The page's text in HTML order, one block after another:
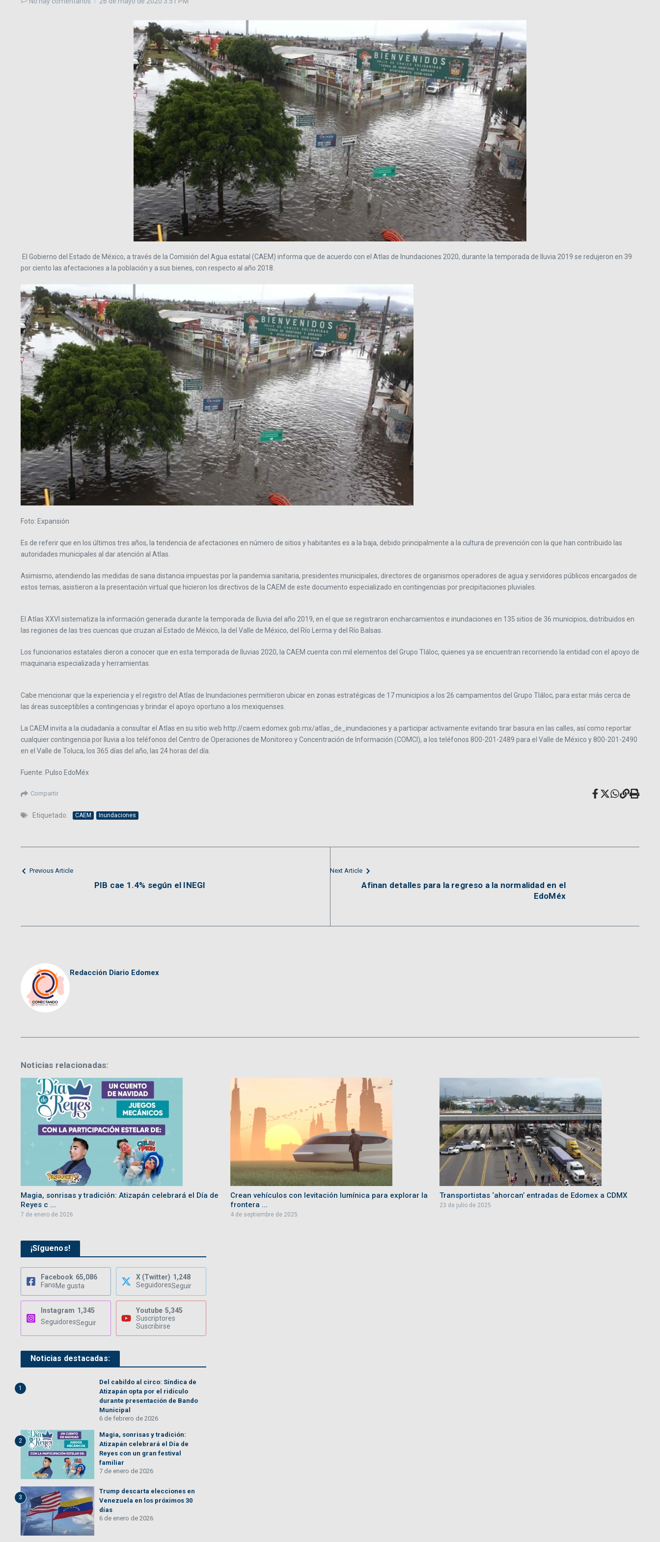
El Gobierno del Estado de México, a través de la Comisión del Agua estatal (CAEM) informa que de acuerdo con el Atlas de Inundaciones 2020, durante la temporada de lluvia 2019 se redujeron en 39
por ciento las afectaciones a la población y a sus bienes, con respecto al año 2018.
Foto: Expansión
Es de referir que en los últimos tres años, la tendencia de afectaciones en número de sitios y habitantes es a la baja, debido principalmente a la cultura de prevención con la que han contribuido las
autoridades municipales al dar atención al Atlas.
Asimismo, atendiendo las medidas de sana distancia impuestas por la pandemia sanitaria, presidentes municipales, directores de organismos operadores de agua y servidores públicos encargados de
estos temas, asistieron a la presentación virtual que hicieron los directivos de la CAEM de este documento especializado en contingencias por precipitaciones pluviales.
El Atlas XXVI sistematiza la información generada durante la temporada de lluvia del año 2019, en el que se registraron encharcamientos e inundaciones en 135 sitios de 36 municipios, distribuidos en
las regiones de las tres cuencas que cruzan al Estado de México, la del Valle de México, del Río Lerma y del Río Balsas.
Los funcionarios estatales dieron a conocer que en esta temporada de lluvias 2020, la CAEM cuenta con mil elementos del Grupo Tláloc, quienes ya se encuentran recorriendo la entidad con el apoyo de
maquinaria especializada y herramientas.
Cabe mencionar que la experiencia y el registro del Atlas de Inundaciones permitieron ubicar en zonas estratégicas de 17 municipios a los 26 campamentos del Grupo Tláloc, para estar más cerca de
las áreas susceptibles a contingencias y brindar el apoyo oportuno a los mexiquenses.
La CAEM invita a la ciudadanía a consultar el Atlas en su sitio web http://caem.edomex.gob.mx/atlas_de_inundaciones y a participar activamente evitando tirar basura en las calles, así como reportar
cualquier contingencia por lluvia a los teléfonos del Centro de Operaciones de Monitoreo y Concentración de Información (COMCI), a los teléfonos 800-201-2489 para el Valle de México y 800-201-2490
en el Valle de Toluca, los 365 días del año, las 24 horas del día.
Fuente: Pulso EdoMéx
Compartir
Etiquetado: CAEM Inundaciones
Previous Article
PIB cae 1.4% según el INEGI
Next Article
Afinan detalles para la regreso a la normalidad en el
EdoMéx
Redacción Diario Edomex
Noticias relacionadas:
Magia, sonrisas y tradición: Atizapán celebrará el Día de
Reyes c ...
7 de enero de 2026
Crean vehículos con levitación lumínica para explorar la
frontera ...
4 de septiembre de 2025
Transportistas ‘ahorcan’ entradas de Edomex a CDMX
23 de julio de 2025
¡Síguenos!
Facebook 65,086
FansMe gusta
X (Twitter) 1,248
SeguidoresSeguir
Instagram 1,345
SeguidoresSeguir
Youtube 5,345
Suscriptores
Suscribirse
Noticias destacadas:
1
Del cabildo al circo: Síndica de
Atizapán opta por el ridículo
durante presentación de Bando
Municipal
6 de febrero de 2026
2
Magia, sonrisas y tradición:
Atizapán celebrará el Día de
Reyes con un gran festival
familiar
7 de enero de 2026
3
Trump descarta elecciones en
Venezuela en los próximos 30
días
6 de enero de 2026